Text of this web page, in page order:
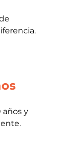
años y